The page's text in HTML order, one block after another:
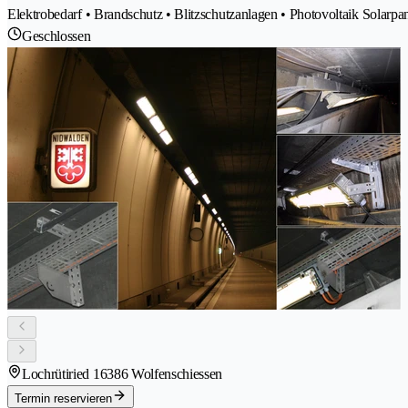
Elektrobedarf • Brandschutz • Blitzschutzanlagen • Photovoltaik
Geschlossen
Lochrütiried 16386 Wolfenschiessen
Termin reservieren